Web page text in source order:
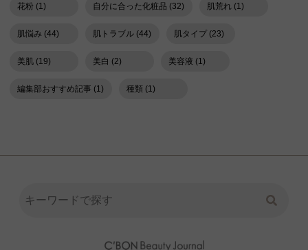
花粉 (1) 自分に合った化粧品 (32) 肌荒れ (1)
肌悩み (44) 肌トラブル (44) 肌タイプ (23)
美肌 (19) 美白 (2) 美容液 (1)
編集部おすすめ記事 (1) 種類 (1)